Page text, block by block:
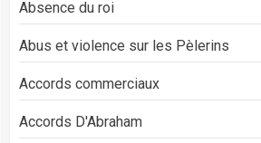
Absence du roi
Abus et violence sur les Pèlerins
Accords commerciaux
Accords D'Abraham